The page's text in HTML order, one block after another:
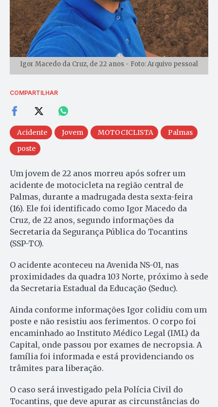
Igor Macedo da Cruz, de 22 anos - Foto: Arquivo pessoal
COMPARTILHAR
Acidente Jovem MOTOCICLISTA
Palmas
poste
Um jovem de 22 anos morreu após sofrer um
acidente de motocicleta na região central de
Palmas, durante a madrugada desta sexta-feira
(16). Ele foi identificado como Igor Macedo da
Cruz, de 22 anos, segundo informações da
Secretaria da Segurança Pública do Tocantins
(SSP-TO).
O acidente aconteceu na Avenida NS-01, nas
proximidades da quadra 103 Norte, próximo à sede
da Secretaria Estadual da Educação (Seduc).
Ainda conforme informações Igor colidiu com um
poste e não resistiu aos ferimentos. O corpo foi
encaminhado ao Instituto Médico Legal (IML) da
Capital, onde passou por exames de necropsia. A
família foi informada e está providenciando os
trâmites para liberação.
O caso será investigado pela Polícia Civil do
Tocantins, que deve apurar as circunstâncias do